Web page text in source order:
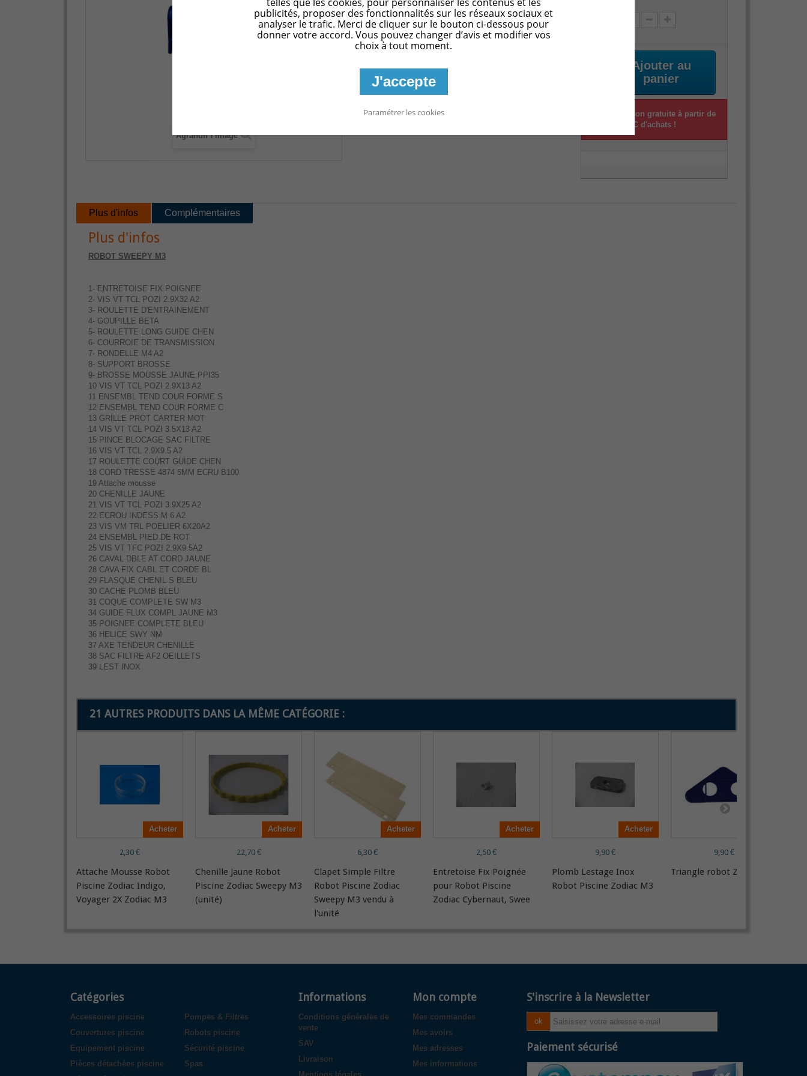
Agrandir l'image
Pinterest
Imprimer
Ajouter au
panier
Livraison gratuite à partir de
600,00 € TTC d'achats !
Plus d'infos Complémentaires
Plus d'infos
ROBOT SWEEPY M3
1- ENTRETOISE FIX POIGNEE
2- VIS VT TCL POZI 2.9X32 A2
3- ROULETTE D'ENTRAINEMENT
4- GOUPILLE BETA
5- ROULETTE LONG GUIDE CHEN
6- COURROIE DE TRANSMISSION
7- RONDELLE M4 A2
8- SUPPORT BROSSE
9- BROSSE MOUSSE JAUNE PPI35
10 VIS VT TCL POZI 2.9X13 A2
11 ENSEMBL TEND COUR FORME S
12 ENSEMBL TEND COUR FORME C
13 GRILLE PROT CARTER MOT
14 VIS VT TCL POZI 3.5X13 A2
15 PINCE BLOCAGE SAC FILTRE
16 VIS VT TCL 2.9X9.5 A2
17 ROULETTE COURT GUIDE CHEN
18 CORD TRESSE 4874 5MM ECRU B100
19 Attache mousse
20 CHENILLE JAUNE
21 VIS VT TCL POZI 3.9X25 A2
22 ECROU INDESS M 6 A2
23 VIS VM TRL POELIER 6X20A2
24 ENSEMBL PIED DE ROT
25 VIS VT TFC POZI 2.9X9.5A2
26 CAVAL DBLE AT CORD JAUNE
28 CAVA FIX CABL ET CORDE BL
29 FLASQUE CHENIL S BLEU
30 CACHE PLOMB BLEU
31 COQUE COMPLETE SW M3
34 GUIDE FLUX COMPL JAUNE M3
35 POIGNEE COMPLETE BLEU
36 HELICE SWY NM
37 AXE TENDEUR CHENILLE
38 SAC FILTRE AF2 OEILLETS
39 LEST INOX
21 AUTRES PRODUITS DANS LA MÊME CATÉGORIE :
2,30 €
Acheter
Attache Mousse Robot
Piscine Zodiac Indigo,
Voyager 2X Zodiac M3
22,70 €
Acheter
Chenille Jaune Robot
Piscine Zodiac Sweepy M3
(unité)
6,30 €
Acheter
Clapet Simple Filtre
Robot Piscine Zodiac
Sweepy M3 vendu à
l'unité
2,50 €
Acheter
Entretoise Fix Poignée
pour Robot Piscine
Zodiac Cybernaut, Swee
9,90 €
Acheter
Plomb Lestage Inox
Robot Piscine Zodiac M3
9,90 €
Triangle robot Zodiac M3
Catégories
Accessoires piscine
Couvertures piscine
Equipement piscine
Pièces détachées piscine
Pompes & Filtres
Robots piscine
Sécurité piscine
Spas
Informations
Conditions générales de
vente
SAV
Livraison
Mon compte
Mes commandes
Mes avoirs
Mes adresses
Mes informations
S'inscrire à la Newsletter
ok
Paiement sécurisé
publicités, proposer des fonctionnalités sur les réseaux sociaux et
analyser le trafic. Merci de cliquer sur le bouton ci-dessous pour
donner votre accord. Vous pouvez changer d’avis et modifier vos
choix à tout moment.
J'accepte
Paramétrer les cookies